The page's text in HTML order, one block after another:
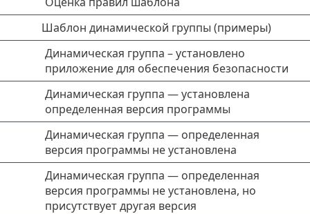
Шаблон динамической группы (примеры)
Динамическая группа – установлено
приложение для обеспечения безопасности
Динамическая группа — установлена
определенная версия программы
Динамическая группа — определенная
версия программы не установлена
Динамическая группа — определенная
версия программы не установлена, но
присутствует другая версия